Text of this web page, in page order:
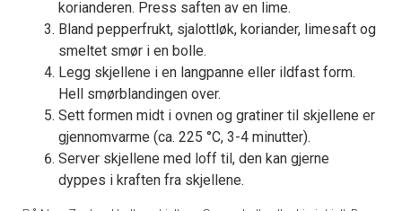
korianderen. Press saften av en lime.
Bland pepperfrukt, sjalottløk, koriander, limesaft og
smeltet smør i en bolle.
Legg skjellene i en langpanne eller ildfast form.
Hell smørblandingen over.
Sett formen midt i ovnen og gratiner til skjellene er
gjennomvarme (ca. 225 °C, 3-4 minutter).
Server skjellene med loff til, den kan gjerne
dyppes i kraften fra skjellene.